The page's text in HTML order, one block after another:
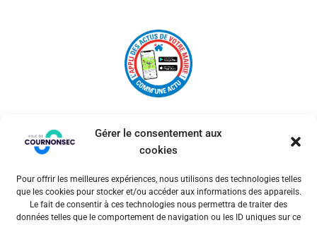
Gérer le consentement aux
cookies
Pour offrir les meilleures expériences, nous utilisons des technologies telles
que les cookies pour stocker et/ou accéder aux informations des appareils.
Le fait de consentir à ces technologies nous permettra de traiter des
données telles que le comportement de navigation ou les ID uniques sur ce
© 2026 Ville de Cournonsec. Un service proposé par
Comm'un Site